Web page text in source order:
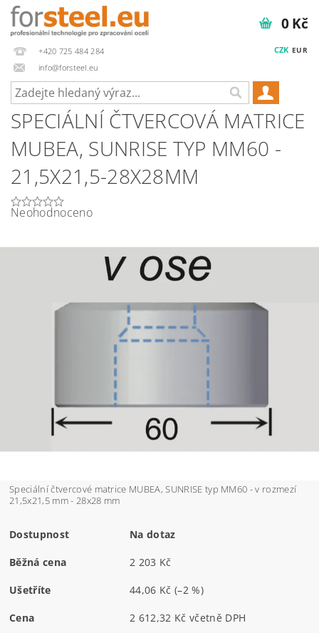
+420 725 484 284
info@forsteel.eu
CZK EUR
0 Kč
SPECIÁLNÍ ČTVERCOVÁ MATRICE
MUBEA, SUNRISE TYP MM60 -
21,5X21,5-28X28MM
Neohodnoceno
Speciální čtvercové matrice MUBEA, SUNRISE typ MM60 - v rozmezí
21,5x21,5 mm - 28x28 mm
Dostupnost Na dotaz
Běžná cena 2 203 Kč
Ušetříte 44,06 Kč (–2 %)
Cena 2 612,32 Kč včetně DPH